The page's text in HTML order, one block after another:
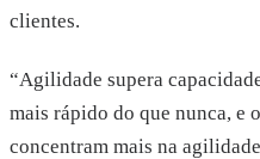
clientes.
“Agilidade supera
mais rápido do que nunca, e
concentram mais na